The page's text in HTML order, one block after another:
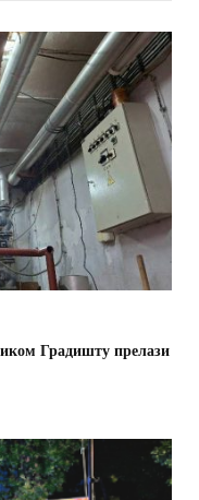
Градишту прелази